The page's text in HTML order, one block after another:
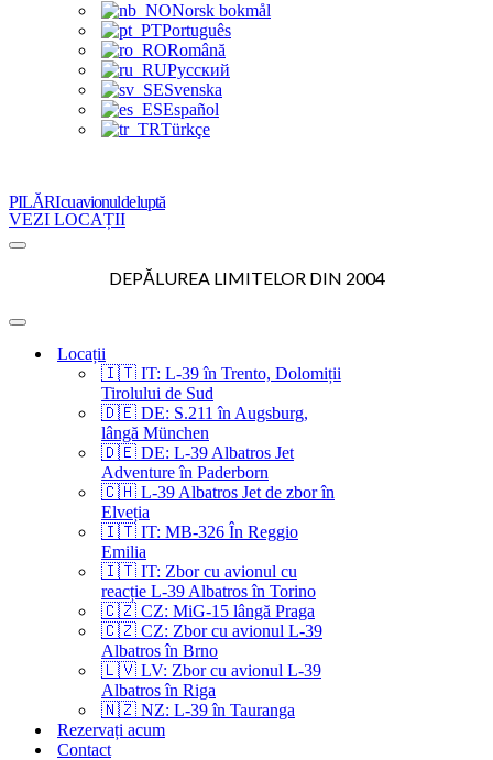
Norsk bokmål
Português
Română
Русский
Svenska
Español
Türkçe
PILĂRI cu avionul de luptă
VEZI LOCAȚII
Meniu
DEPĂLUREA LIMITELOR DIN 2004
Meniu
navigareLocații
🇮🇹 IT: L-39 în Trento, Dolomiții
Tirolului de Sud
🇩🇪 DE: S.211 în Augsburg,
lângă München
🇩🇪 DE: L-39 Albatros Jet
Adventure în Paderborn
🇨🇭 L-39 Albatros Jet de zbor în
Elveția
🇮🇹 IT: MB-326 În Reggio
Emilia
🇮🇹 IT: Zbor cu avionul cu
reacție L-39 Albatros în Torino
🇨🇿 CZ: MiG-15 lângă Praga
🇨🇿 CZ: Zbor cu avionul L-39
Albatros în Brno
🇱🇻 LV: Zbor cu avionul L-39
Albatros în Riga
🇳🇿 NZ: L-39 în Tauranga
Rezervați acum
Contact